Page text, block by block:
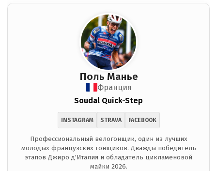
Поль Манье
Франция
Soudal Quick-Step
INSTAGRAM STRAVA FACEBOOK
Профессиональный велогонщик, один из лучших
молодых французских гонщиков. Дважды победитель
этапов Джиро д'Италия и обладатель цикламеновой
майки 2026.